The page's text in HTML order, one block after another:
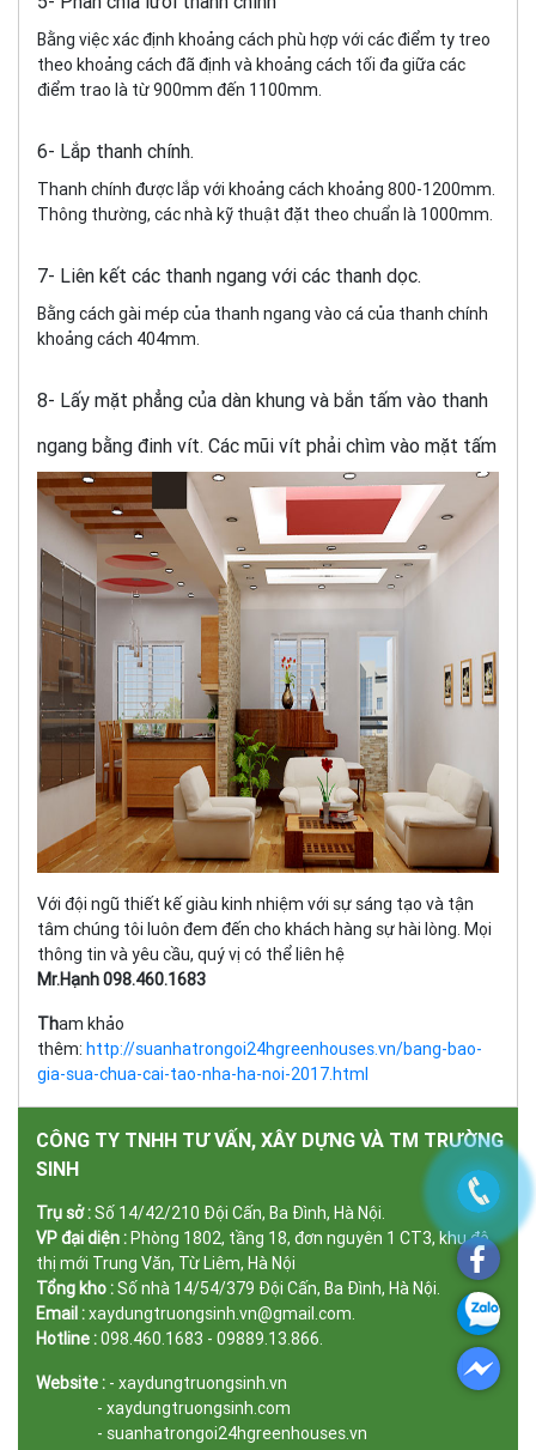
Bằng việc xác định khoảng cách phù hợp với các điểm ty treo
theo khoảng cách đã định và khoảng cách tối đa giữa các
điểm trao là từ 900mm đến 1100mm.
6- Lắp thanh chính.
Thanh chính được lắp với khoảng cách khoảng 800-1200mm.
Thông thường, các nhà kỹ thuật đặt theo chuẩn là 1000mm.
7- Liên kết các thanh ngang với các thanh dọc.
Bằng cách gài mép của thanh ngang vào cá của thanh chính
khoảng cách 404mm.
8- Lấy mặt phẳng của dàn khung và bắn tấm vào thanh
ngang bằng đinh vít. Các mũi vít phải chìm vào mặt tấm
Với đội ngũ thiết kế giàu kinh nhiệm với sự sáng tạo và tận
tâm chúng tôi luôn đem đến cho khách hàng sự hài lòng. Mọi
thông tin và yêu cầu, quý vị có thể liên hệ
Mr.Hạnh 098.460.1683
Tham khảo
thêm: http://suanhatrongoi24hgreenhouses.vn/bang-bao-
gia-sua-chua-cai-tao-nha-ha-noi-2017.html
CÔNG TY TNHH TƯ VẤN, XÂY DỰNG VÀ TM TRƯỜNG
SINH
Trụ sở :Số 14/42/210 Đội Cấn, Ba Đình, Hà Nội.
VP đại diện :Phòng 1802, tầng 18, đơn nguyên 1 CT3, khu đô
thị mới Trung Văn, Từ Liêm, Hà Nội
Tổng kho :Số nhà 14/54/379 Đội Cấn, Ba Đình, Hà Nội.
Email :xaydungtruongsinh.vn@gmail.com.
Hotline :098.460.1683 - 09889.13.866.
Website : - xaydungtruongsinh.vn
- xaydungtruongsinh.com
- suanhatrongoi24hgreenhouses.vn